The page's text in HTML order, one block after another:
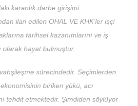
karanlık darbe girişimi
ilan edilen OHAL VE KHK’ler işçi
tarihsel kazanımlarını ve iş
olarak hayat bulmuştur.
sürecindedir. Seçimlerden
biriken yükü, acı
tehdit etmektedir. Şimdiden söylüyor